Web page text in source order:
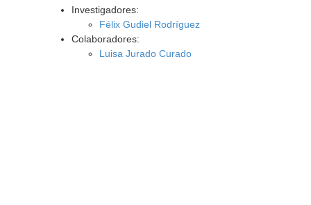
Investigadores:
Félix Gudiel Rodríguez
Colaboradores:
Luisa Jurado Curado